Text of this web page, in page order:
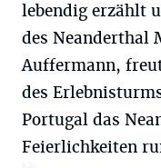
lebendig erzählt
des Neanderthal
Auffermann,
des
Portugal das
Feierlichkeiten